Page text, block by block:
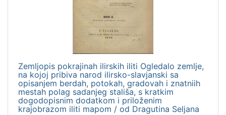
Zemljopis pokrajinah ilirskih iliti Ogledalo zemlje,
na kojoj pribiva narod ilirsko-slavjanski sa
opisanjem berdah, potokah, gradovah i znatniih
mestah polag sadanjeg stališa, s kratkim
dogodopisnim dodatkom i priloženim
krajobrazom iliti mapom / od Dragutina Seljana